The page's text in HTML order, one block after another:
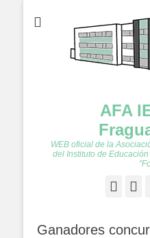
AFA
WEB oficial de la
del Instituto de
Ganadores